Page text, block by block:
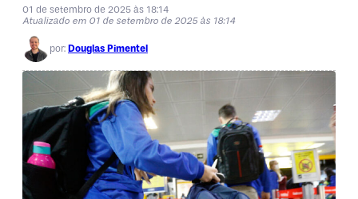
01 de setembro de 2025 às 18:14
Atualizado em 01 de setembro de 2025 às 18:14
por: Douglas Pimentel